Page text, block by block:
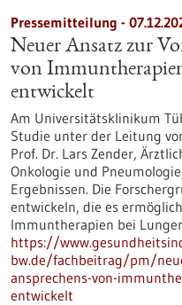
Pressemitteilung -
Neuer Ansatz zur
von
entwickelt
Am Universitätsklinikum
Studie unter der Leitung
Prof. Dr. Lars Zender,
Onkologie und
Ergebnissen. Die
entwickeln, die es
Immuntherapien bei
https://
bw.de/fachbeitrag/pm/
ansprechens-von-
entwickelt